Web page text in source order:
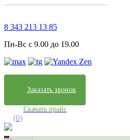
8 343 213 13 85
Пн-Вс с 9.00 до 19.00
Заказать звонок
Скачать прайс
(0)